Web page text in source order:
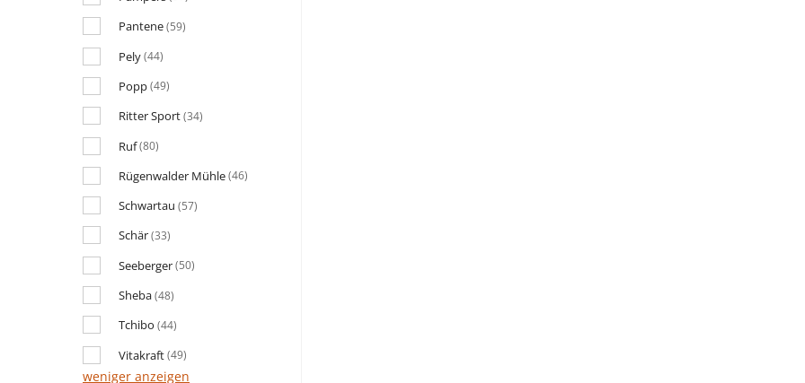
Pantene(59)
Pely(44)
Popp(49)
Ritter Sport(34)
Ruf(80)
Rügenwalder Mühle(46)
Schwartau (57)
Schär(33)
Seeberger(50)
Sheba(48)
Tchibo (44)
Vitakraft(49)
weniger anzeigen